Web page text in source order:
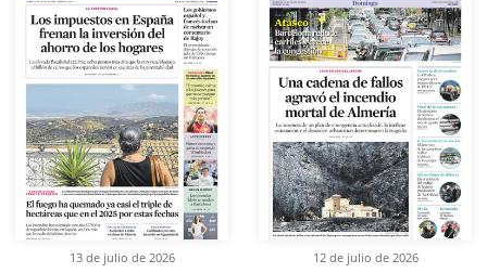
13 de julio de 2026 12 de julio de 2026